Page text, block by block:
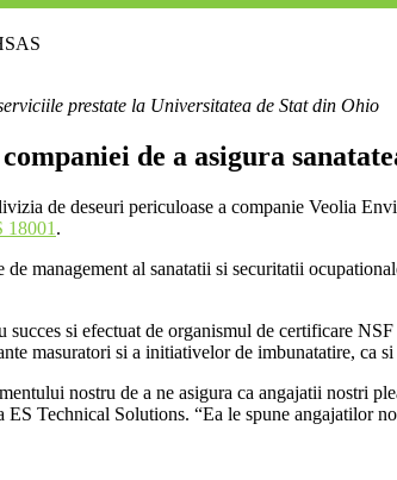
prestate la Universitatea de Stat din Ohio
de a asigura
de deseuri periculoase a companie Veolia
18001 .
management al sanatatii si securitatii
si efectuat de organismul de certificare
masuratori si a initiativelor de imbunatatire, ca
nostru de a ne asigura ca angajatii nostri
Technical Solutions. “Ea le spune angajatilor